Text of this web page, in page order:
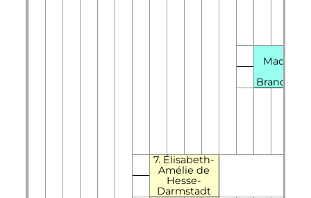
7. Élisabeth-
Amélie de
Hesse-
Darmstadt